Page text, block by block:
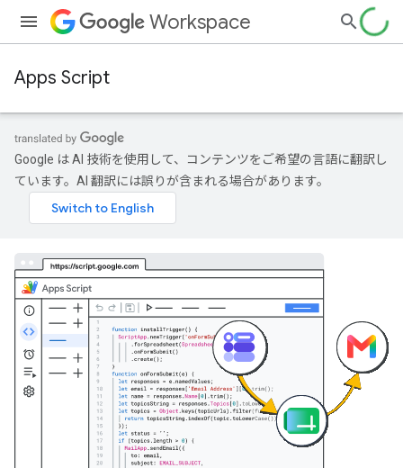
Workspace
Apps Script
Google は AI 技術を使用して、コンテンツをご希望の言語に翻訳し
ています。AI 翻訳には誤りが含まれる場合があります。